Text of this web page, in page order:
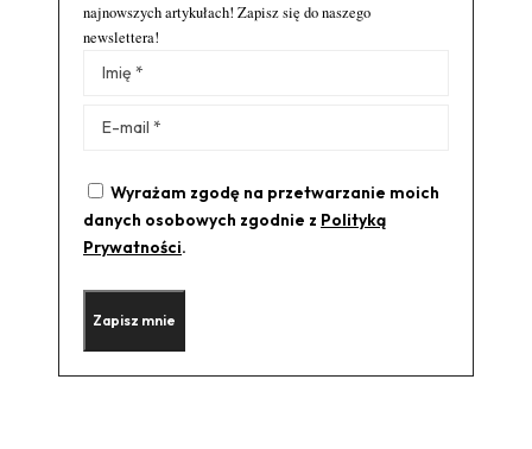
najnowszych artykułach! Zapisz się do naszego
newslettera!
Wyrażam zgodę na przetwarzanie moich
danych osobowych zgodnie z Polityką
Prywatności.
Alternative: